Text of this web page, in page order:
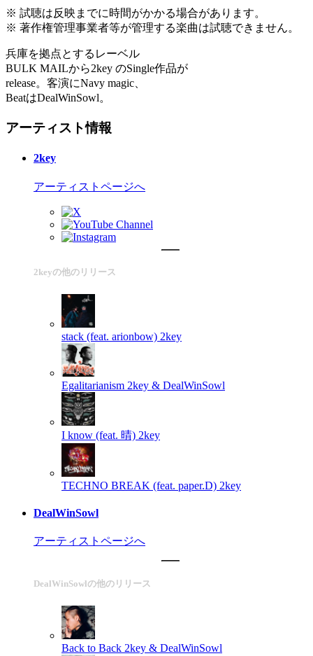
※ 試聴は反映までに時間がかかる場合があります。
※ 著作権管理事業者等が管理する楽曲は試聴できません。
兵庫を拠点とするレーベル
BULK MAILから2key のSingle作品が
release。客演にNavy magic、
BeatはDealWinSowl。
アーティスト情報
2key
アーティストページへ
2keyの他のリリース
stack (feat. arionbow) 2key
Egalitarianism 2key & DealWinSowl
I know (feat. 晴) 2key
TECHNO BREAK (feat. paper.D) 2key
DealWinSowl
アーティストページへ
DealWinSowlの他のリリース
Back to Back 2key & DealWinSowl